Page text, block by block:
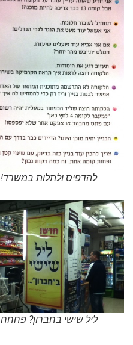
להדפיס ולתלות במשרד!
ליל שישי בחברון? פחחח